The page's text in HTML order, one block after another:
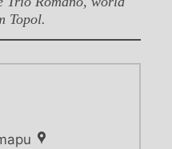
Topol.